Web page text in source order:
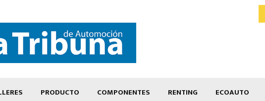
PRODUCTO COMPONENTES RENTING ECOAUTO